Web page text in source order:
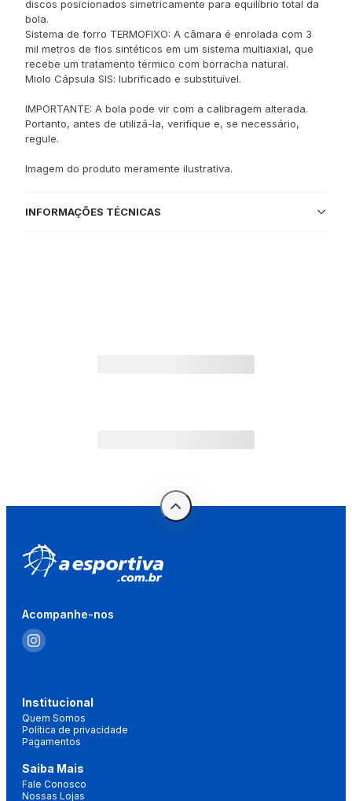
discos posicionados simetricamente para equilíbrio total da
bola.
Sistema de forro TERMOFIXO: A câmara é enrolada com 3
mil metros de fios sintéticos em um sistema multiaxial, que
recebe um tratamento térmico com borracha natural.
Miolo Cápsula SIS: lubrificado e substituível.
IMPORTANTE: A bola pode vir com a calibragem alterada.
Portanto, antes de utilizá-la, verifique e, se necessário,
regule.
Imagem do produto meramente ilustrativa.
INFORMAÇÕES TÉCNICAS
Acompanhe-nos
Institucional
Quem Somos
Política de privacidade
Pagamentos
Saiba Mais
Fale Conosco
Nossas Lojas